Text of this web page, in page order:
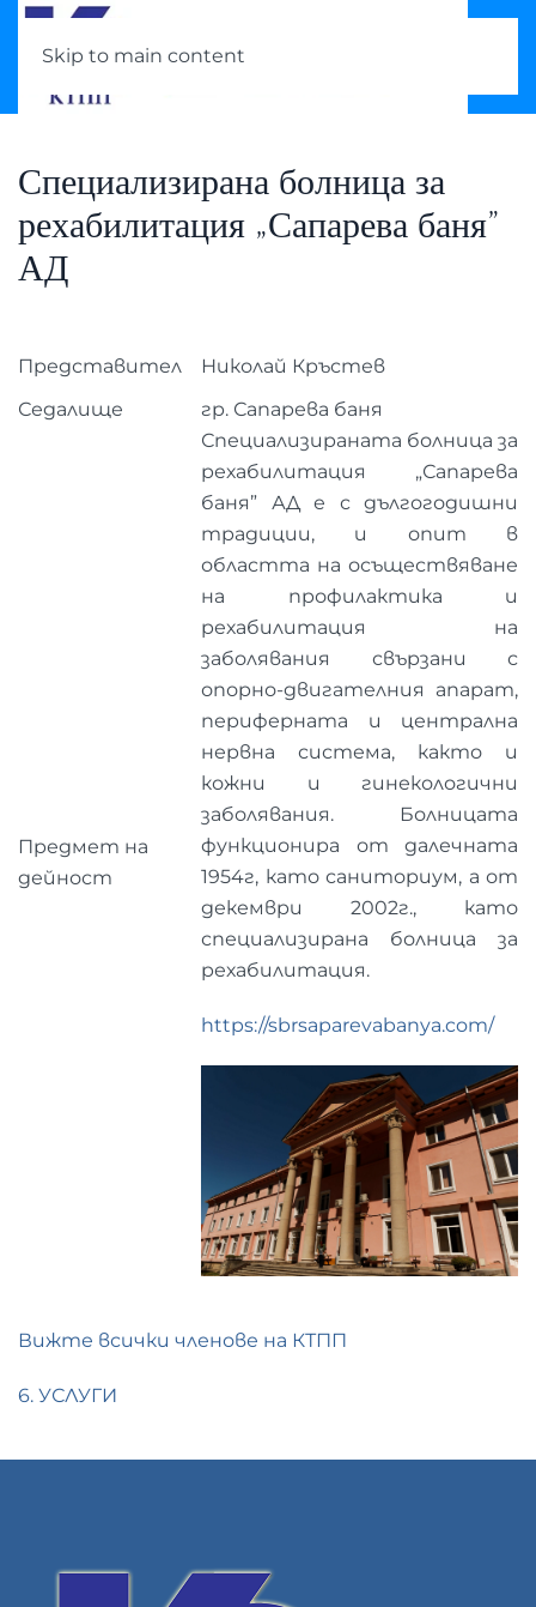
Skip to main content
Специализирана болница за
рехабилитация „Сапарева баня”
АД
Представител
Николай Кръстев
Седалище
гр. Сапарева баня
Предмет на
дейност
Специализираната болница за
рехабилитация „Сапарева
баня” АД е с дългогодишни
традиции, и опит в
областта на осъществяване
на профилактика и
рехабилитация на
заболявания свързани с
опорно-двигателния апарат,
периферната и централна
нервна система, както и
кожни и гинекологични
заболявания. Болницата
функционира от далечната
1954г, като саниториум, а от
декември 2002г., като
специализирана болница за
рехабилитация.
https://sbrsaparevabanya.com/
Вижте всички членове на КТПП
6. УСЛУГИ